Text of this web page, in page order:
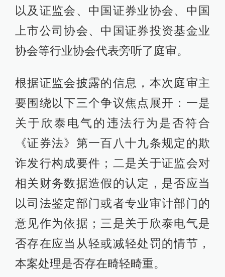
以及证监会、中国证券业协会、中国
上市公司协会、中国证券投资基金业
协会等行业协会代表旁听了庭审。
根据证监会披露的信息，本次庭审主
要围绕以下三个争议焦点展开：一是
关于欣泰电气的违法行为是否符合
《证券法》第一百八十九条规定的欺
诈发行构成要件；二是关于证监会对
相关财务数据造假的认定，是否应当
以司法鉴定部门或者专业审计部门的
意见作为依据；三是关于欣泰电气是
否存在应当从轻或减轻处罚的情节，
本案处理是否存在畸轻畸重。